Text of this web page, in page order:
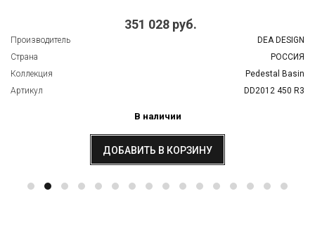
351 028 руб.
Производитель
DEA DESIGN
Страна
РОССИЯ
Коллекция
Pedestal Basin
Артикул
DD2012 450 R3
В наличии
ДОБАВИТЬ В КОРЗИНУ